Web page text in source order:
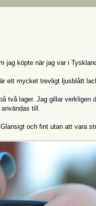
köpte när jag var i
ett mycket trevligt ljusblått
två lager. Jag gillar
till.
och fint utan att vara